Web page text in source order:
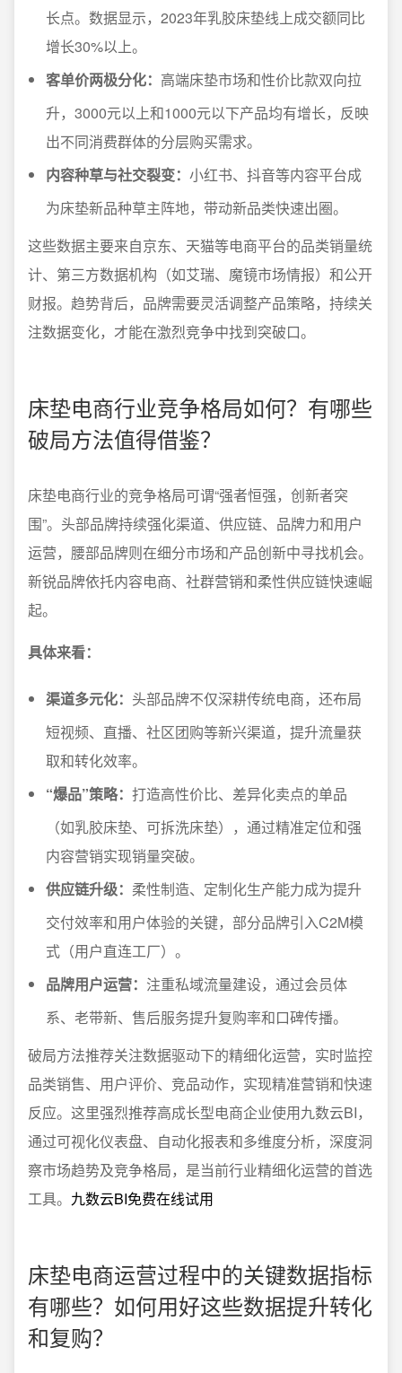
长点。数据显示，2023年乳胶床垫线上成交额同比
增长30%以上。
客单价两极分化： 高端床垫市场和性价比款双向拉
升，3000元以上和1000元以下产品均有增长，反映
出不同消费群体的分层购买需求。
内容种草与社交裂变： 小红书、抖音等内容平台成
为床垫新品种草主阵地，带动新品类快速出圈。
这些数据主要来自京东、天猫等电商平台的品类销量统
计、第三方数据机构（如艾瑞、魔镜市场情报）和公开
财报。趋势背后，品牌需要灵活调整产品策略，持续关
注数据变化，才能在激烈竞争中找到突破口。
床垫电商行业竞争格局如何？有哪些
破局方法值得借鉴？
床垫电商行业的竞争格局可谓“强者恒强，创新者突
围”。头部品牌持续强化渠道、供应链、品牌力和用户
运营，腰部品牌则在细分市场和产品创新中寻找机会。
新锐品牌依托内容电商、社群营销和柔性供应链快速崛
起。
具体来看：
渠道多元化： 头部品牌不仅深耕传统电商，还布局
短视频、直播、社区团购等新兴渠道，提升流量获
取和转化效率。
“爆品”策略： 打造高性价比、差异化卖点的单品
（如乳胶床垫、可拆洗床垫），通过精准定位和强
内容营销实现销量突破。
供应链升级： 柔性制造、定制化生产能力成为提升
交付效率和用户体验的关键，部分品牌引入C2M模
式（用户直连工厂）。
品牌用户运营： 注重私域流量建设，通过会员体
系、老带新、售后服务提升复购率和口碑传播。
破局方法推荐关注数据驱动下的精细化运营，实时监控
品类销售、用户评价、竞品动作，实现精准营销和快速
反应。这里强烈推荐高成长型电商企业使用九数云BI，
通过可视化仪表盘、自动化报表和多维度分析，深度洞
察市场趋势及竞争格局，是当前行业精细化运营的首选
工具。 九数云BI免费在线试用
床垫电商运营过程中的关键数据指标
有哪些？如何用好这些数据提升转化
和复购？